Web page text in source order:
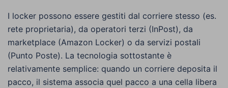
I locker possono essere gestiti dal corriere stesso (es.
rete proprietaria), da operatori terzi (InPost), da
marketplace (Amazon Locker) o da servizi postali
(Punto Poste). La tecnologia sottostante è
relativamente semplice: quando un corriere deposita il
pacco, il sistema associa quel pacco a una cella libera